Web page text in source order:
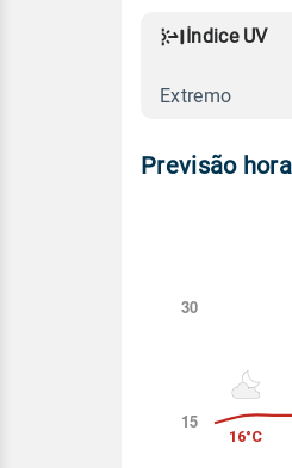
Índice UV
Extremo
Previsão